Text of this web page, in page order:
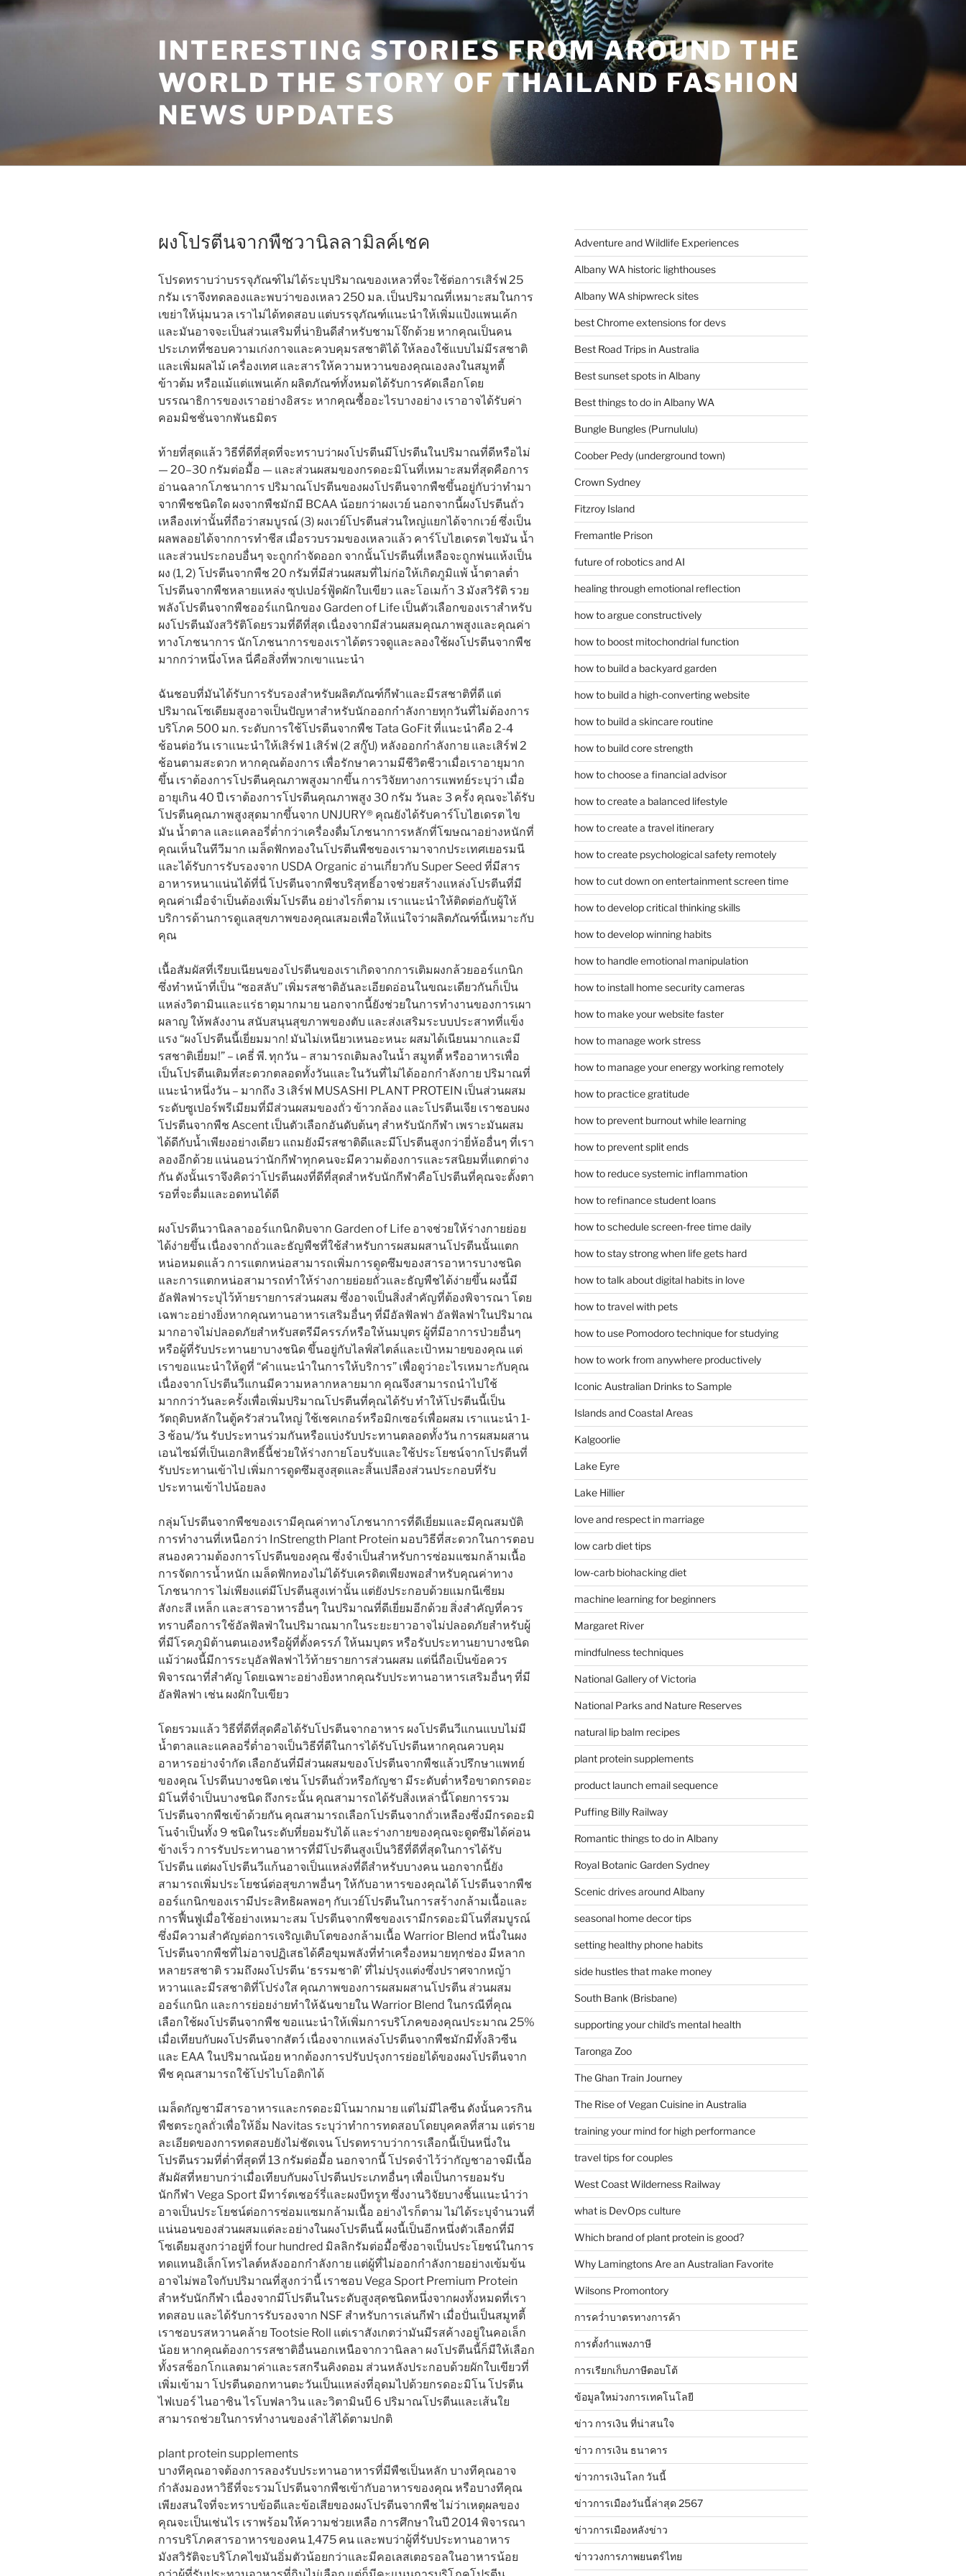
Skip
to
INTERESTING STORIES FROM AROUND THE
WORLD THE STORY OF THAILAND FASHION
NEWS UPDATES
ผงโปรตีนจากพืชวานิลลามิลค์เชค
โปรดทราบว่าบรรจุภัณฑ์ไม่ได้ระบุปริมาณของเหลวที่จะใช้ต่อการเสิร์ฟ 25
กรัม เราจึงทดลองและพบว่าของเหลว 250 มล. เป็นปริมาณที่เหมาะสมในการ
เขย่าให้นุ่มนวล เราไม่ได้ทดสอบ แต่บรรจุภัณฑ์แนะนำให้เพิ่มแป้งแพนเค้ก
และมันอาจจะเป็นส่วนเสริมที่น่ายินดีสำหรับชามโจ๊กด้วย หากคุณเป็นคน
ประเภทที่ชอบความเก่งกาจและควบคุมรสชาติได้ ให้ลองใช้แบบไม่มีรสชาติ
และเพิ่มผลไม้ เครื่องเทศ และสารให้ความหวานของคุณเองลงในสมูทตี้
ข้าวต้ม หรือแม้แต่แพนเค้ก ผลิตภัณฑ์ทั้งหมดได้รับการคัดเลือกโดย
บรรณาธิการของเราอย่างอิสระ หากคุณซื้ออะไรบางอย่าง เราอาจได้รับค่า
คอมมิชชั่นจากพันธมิตร
ท้ายที่สุดแล้ว วิธีที่ดีที่สุดที่จะทราบว่าผงโปรตีนมีโปรตีนในปริมาณที่ดีหรือไม่
— 20–30 กรัมต่อมื้อ — และส่วนผสมของกรดอะมิโนที่เหมาะสมที่สุดคือการ
อ่านฉลากโภชนาการ ปริมาณโปรตีนของผงโปรตีนจากพืชขึ้นอยู่กับว่าทำมา
จากพืชชนิดใด ผงจากพืชมักมี BCAA น้อยกว่าผงเวย์ นอกจากนี้ผงโปรตีนถั่ว
เหลืองเท่านั้นที่ถือว่าสมบูรณ์ (3) ผงเวย์โปรตีนส่วนใหญ่แยกได้จากเวย์ ซึ่งเป็น
ผลพลอยได้จากการทำชีส เมื่อรวบรวมของเหลวแล้ว คาร์โบไฮเดรต ไขมัน น้ำ
และส่วนประกอบอื่นๆ จะถูกกำจัดออก จากนั้นโปรตีนที่เหลือจะถูกพ่นแห้งเป็น
ผง (1, 2) โปรตีนจากพืช 20 กรัมที่มีส่วนผสมที่ไม่ก่อให้เกิดภูมิแพ้ น้ำตาลต่ำ
โปรตีนจากพืชหลายแหล่ง ซุปเปอร์ฟู้ดผักใบเขียว และโอเมก้า 3 มังสวิรัติ รวย
พลังโปรตีนจากพืชออร์แกนิกของ Garden of Life เป็นตัวเลือกของเราสำหรับ
ผงโปรตีนมังสวิรัติโดยรวมที่ดีที่สุด เนื่องจากมีส่วนผสมคุณภาพสูงและคุณค่า
ทางโภชนาการ นักโภชนาการของเราได้ตรวจดูและลองใช้ผงโปรตีนจากพืช
มากกว่าหนึ่งโหล นี่คือสิ่งที่พวกเขาแนะนำ
ฉันชอบที่มันได้รับการรับรองสำหรับผลิตภัณฑ์กีฬาและมีรสชาติที่ดี แต่
ปริมาณโซเดียมสูงอาจเป็นปัญหาสำหรับนักออกกำลังกายทุกวันที่ไม่ต้องการ
บริโภค 500 มก. ระดับการใช้โปรตีนจากพืช Tata GoFit ที่แนะนำคือ 2-4
ช้อนต่อวัน เราแนะนำให้เสิร์ฟ 1 เสิร์ฟ (2 สกู๊ป) หลังออกกำลังกาย และเสิร์ฟ 2
ช้อนตามสะดวก หากคุณต้องการ เพื่อรักษาความมีชีวิตชีวาเมื่อเราอายุมาก
ขึ้น เราต้องการโปรตีนคุณภาพสูงมากขึ้น การวิจัยทางการแพทย์ระบุว่า เมื่อ
อายุเกิน 40 ปี เราต้องการโปรตีนคุณภาพสูง 30 กรัม วันละ 3 ครั้ง คุณจะได้รับ
โปรตีนคุณภาพสูงสุดมากขึ้นจาก UNJURY® คุณยังได้รับคาร์โบไฮเดรต ไข
มัน น้ำตาล และแคลอรี่ต่ำกว่าเครื่องดื่มโภชนาการหลักที่โฆษณาอย่างหนักที่
คุณเห็นในทีวีมาก เมล็ดฟักทองในโปรตีนพืชของเรามาจากประเทศเยอรมนี
และได้รับการรับรองจาก USDA Organic อ่านเกี่ยวกับ Super Seed ที่มีสาร
อาหารหนาแน่นได้ที่นี่ โปรตีนจากพืชบริสุทธิ์อาจช่วยสร้างแหล่งโปรตีนที่มี
คุณค่าเมื่อจำเป็นต้องเพิ่มโปรตีน อย่างไรก็ตาม เราแนะนำให้ติดต่อกับผู้ให้
บริการด้านการดูแลสุขภาพของคุณเสมอเพื่อให้แน่ใจว่าผลิตภัณฑ์นี้เหมาะกับ
คุณ
เนื้อสัมผัสที่เรียบเนียนของโปรตีนของเราเกิดจากการเติมผงกล้วยออร์แกนิก
ซึ่งทำหน้าที่เป็น “ซอสลับ” เพิ่มรสชาติอันละเอียดอ่อนในขณะเดียวกันก็เป็น
แหล่งวิตามินและแร่ธาตุมากมาย นอกจากนี้ยังช่วยในการทำงานของการเผา
ผลาญ ให้พลังงาน สนับสนุนสุขภาพของตับ และส่งเสริมระบบประสาทที่แข็ง
แรง “ผงโปรตีนนี้เยี่ยมมาก! มันไม่เหนียวเหนอะหนะ ผสมได้เนียนมากและมี
รสชาติเยี่ยม!” – เคธี่ พี. ทุกวัน – สามารถเติมลงในน้ำ สมูทตี้ หรืออาหารเพื่อ
เป็นโปรตีนเติมที่สะดวกตลอดทั้งวันและในวันที่ไม่ได้ออกกำลังกาย ปริมาณที่
แนะนำหนึ่งวัน – มากถึง 3 เสิร์ฟ MUSASHI PLANT PROTEIN เป็นส่วนผสม
ระดับซูเปอร์พรีเมียมที่มีส่วนผสมของถั่ว ข้าวกล้อง และโปรตีนเจีย เราชอบผง
โปรตีนจากพืช Ascent เป็นตัวเลือกอันดับต้นๆ สำหรับนักกีฬา เพราะมันผสม
ได้ดีกับน้ำเพียงอย่างเดียว แถมยังมีรสชาติดีและมีโปรตีนสูงกว่ายี่ห้ออื่นๆ ที่เรา
ลองอีกด้วย แน่นอนว่านักกีฬาทุกคนจะมีความต้องการและรสนิยมที่แตกต่าง
กัน ดังนั้นเราจึงคิดว่าโปรตีนผงที่ดีที่สุดสำหรับนักกีฬาคือโปรตีนที่คุณจะตั้งตา
รอที่จะดื่มและอดทนได้ดี
ผงโปรตีนวานิลลาออร์แกนิกดิบจาก Garden of Life อาจช่วยให้ร่างกายย่อย
ได้ง่ายขึ้น เนื่องจากถั่วและธัญพืชที่ใช้สำหรับการผสมผสานโปรตีนนั้นแตก
หน่อหมดแล้ว การแตกหน่อสามารถเพิ่มการดูดซึมของสารอาหารบางชนิด
และการแตกหน่อสามารถทำให้ร่างกายย่อยถั่วและธัญพืชได้ง่ายขึ้น ผงนี้มี
อัลฟัลฟาระบุไว้ท้ายรายการส่วนผสม ซึ่งอาจเป็นสิ่งสำคัญที่ต้องพิจารณา โดย
เฉพาะอย่างยิ่งหากคุณทานอาหารเสริมอื่นๆ ที่มีอัลฟัลฟา อัลฟัลฟาในปริมาณ
มากอาจไม่ปลอดภัยสำหรับสตรีมีครรภ์หรือให้นมบุตร ผู้ที่มีอาการป่วยอื่นๆ
หรือผู้ที่รับประทานยาบางชนิด ขึ้นอยู่กับไลฟ์สไตล์และเป้าหมายของคุณ แต่
เราขอแนะนำให้ดูที่ “คำแนะนำในการให้บริการ” เพื่อดูว่าอะไรเหมาะกับคุณ
เนื่องจากโปรตีนวีแกนมีความหลากหลายมาก คุณจึงสามารถนำไปใช้
มากกว่าวันละครั้งเพื่อเพิ่มปริมาณโปรตีนที่คุณได้รับ ทำให้โปรตีนนี้เป็น
วัตถุดิบหลักในตู้ครัวส่วนใหญ่ ใช้เชคเกอร์หรือมิกเซอร์เพื่อผสม เราแนะนำ 1-
3 ช้อน/วัน รับประทานร่วมกันหรือแบ่งรับประทานตลอดทั้งวัน การผสมผสาน
เอนไซม์ที่เป็นเอกสิทธิ์นี้ช่วยให้ร่างกายโอบรับและใช้ประโยชน์จากโปรตีนที่
รับประทานเข้าไป เพิ่มการดูดซึมสูงสุดและสิ้นเปลืองส่วนประกอบที่รับ
ประทานเข้าไปน้อยลง
กลุ่มโปรตีนจากพืชของเรามีคุณค่าทางโภชนาการที่ดีเยี่ยมและมีคุณสมบัติ
การทำงานที่เหนือกว่า InStrength Plant Protein มอบวิธีที่สะดวกในการตอบ
สนองความต้องการโปรตีนของคุณ ซึ่งจำเป็นสำหรับการซ่อมแซมกล้ามเนื้อ
การจัดการน้ำหนัก เมล็ดฟักทองไม่ได้รับเครดิตเพียงพอสำหรับคุณค่าทาง
โภชนาการ ไม่เพียงแต่มีโปรตีนสูงเท่านั้น แต่ยังประกอบด้วยแมกนีเซียม
สังกะสี เหล็ก และสารอาหารอื่นๆ ในปริมาณที่ดีเยี่ยมอีกด้วย สิ่งสำคัญที่ควร
ทราบคือการใช้อัลฟัลฟ่าในปริมาณมากในระยะยาวอาจไม่ปลอดภัยสำหรับผู้
ที่มีโรคภูมิต้านตนเองหรือผู้ที่ตั้งครรภ์ ให้นมบุตร หรือรับประทานยาบางชนิด
แม้ว่าผงนี้มีการระบุอัลฟัลฟาไว้ท้ายรายการส่วนผสม แต่นี่ถือเป็นข้อควร
พิจารณาที่สำคัญ โดยเฉพาะอย่างยิ่งหากคุณรับประทานอาหารเสริมอื่นๆ ที่มี
อัลฟัลฟา เช่น ผงผักใบเขียว
โดยรวมแล้ว วิธีที่ดีที่สุดคือได้รับโปรตีนจากอาหาร ผงโปรตีนวีแกนแบบไม่มี
น้ำตาลและแคลอรี่ต่ำอาจเป็นวิธีที่ดีในการได้รับโปรตีนหากคุณควบคุม
อาหารอย่างจำกัด เลือกอันที่มีส่วนผสมของโปรตีนจากพืชแล้วปรึกษาแพทย์
ของคุณ โปรตีนบางชนิด เช่น โปรตีนถั่วหรือกัญชา มีระดับต่ำหรือขาดกรดอะ
มิโนที่จำเป็นบางชนิด ถึงกระนั้น คุณสามารถได้รับสิ่งเหล่านี้โดยการรวม
โปรตีนจากพืชเข้าด้วยกัน คุณสามารถเลือกโปรตีนจากถั่วเหลืองซึ่งมีกรดอะมิ
โนจำเป็นทั้ง 9 ชนิดในระดับที่ยอมรับได้ และร่างกายของคุณจะดูดซึมได้ค่อน
ข้างเร็ว การรับประทานอาหารที่มีโปรตีนสูงเป็นวิธีที่ดีที่สุดในการได้รับ
โปรตีน แต่ผงโปรตีนวีแก้นอาจเป็นแหล่งที่ดีสำหรับบางคน นอกจากนี้ยัง
สามารถเพิ่มประโยชน์ต่อสุขภาพอื่นๆ ให้กับอาหารของคุณได้ โปรตีนจากพืช
ออร์แกนิกของเรามีประสิทธิผลพอๆ กับเวย์โปรตีนในการสร้างกล้ามเนื้อและ
การฟื้นฟูเมื่อใช้อย่างเหมาะสม โปรตีนจากพืชของเรามีกรดอะมิโนที่สมบูรณ์
ซึ่งมีความสำคัญต่อการเจริญเติบโตของกล้ามเนื้อ Warrior Blend หนึ่งในผง
โปรตีนจากพืชที่ไม่อาจปฏิเสธได้คือขุมพลังที่ทำเครื่องหมายทุกช่อง มีหลาก
หลายรสชาติ รวมถึงผงโปรตีน ‘ธรรมชาติ’ ที่ไม่ปรุงแต่งซึ่งปราศจากหญ้า
หวานและมีรสชาติที่โปร่งใส คุณภาพของการผสมผสานโปรตีน ส่วนผสม
ออร์แกนิก และการย่อยง่ายทำให้ฉันขายใน Warrior Blend ในกรณีที่คุณ
เลือกใช้ผงโปรตีนจากพืช ขอแนะนำให้เพิ่มการบริโภคของคุณประมาณ 25%
เมื่อเทียบกับผงโปรตีนจากสัตว์ เนื่องจากแหล่งโปรตีนจากพืชมักมีทั้งลิวซีน
และ EAA ในปริมาณน้อย หากต้องการปรับปรุงการย่อยได้ของผงโปรตีนจาก
พืช คุณสามารถใช้โปรไบโอติกได้
เมล็ดกัญชามีสารอาหารและกรดอะมิโนมากมาย แต่ไม่มีไลซีน ดังนั้นควรกิน
พืชตระกูลถั่วเพื่อให้อิ่ม Navitas ระบุว่าทำการทดสอบโดยบุคคลที่สาม แต่ราย
ละเอียดของการทดสอบยังไม่ชัดเจน โปรดทราบว่าการเลือกนี้เป็นหนึ่งใน
โปรตีนรวมที่ต่ำที่สุดที่ 13 กรัมต่อมื้อ นอกจากนี้ โปรดจำไว้ว่ากัญชาอาจมีเนื้อ
สัมผัสที่หยาบกว่าเมื่อเทียบกับผงโปรตีนประเภทอื่นๆ เพื่อเป็นการยอมรับ
นักกีฬา Vega Sport มีทาร์ตเชอร์รี่และผงบีทรูท ซึ่งงานวิจัยบางชิ้นแนะนำว่า
อาจเป็นประโยชน์ต่อการซ่อมแซมกล้ามเนื้อ อย่างไรก็ตาม ไม่ได้ระบุจำนวนที่
แน่นอนของส่วนผสมแต่ละอย่างในผงโปรตีนนี้ ผงนี้เป็นอีกหนึ่งตัวเลือกที่มี
โซเดียมสูงกว่าอยู่ที่ four hundred มิลลิกรัมต่อมื้อซึ่งอาจเป็นประโยชน์ในการ
ทดแทนอิเล็กโทรไลต์หลังออกกำลังกาย แต่ผู้ที่ไม่ออกกำลังกายอย่างเข้มข้น
อาจไม่พอใจกับปริมาณที่สูงกว่านี้ เราชอบ Vega Sport Premium Protein
สำหรับนักกีฬา เนื่องจากมีโปรตีนในระดับสูงสุดชนิดหนึ่งจากผงทั้งหมดที่เรา
ทดสอบ และได้รับการรับรองจาก NSF สำหรับการเล่นกีฬา เมื่อปั่นเป็นสมูทตี้
เราชอบรสหวานคล้าย Tootsie Roll แต่เราสังเกตว่ามันมีรสค้างอยู่ในคอเล็ก
น้อย หากคุณต้องการรสชาติอื่นนอกเหนือจากวานิลลา ผงโปรตีนนี้ก็มีให้เลือก
ทั้งรสช็อกโกแลตมาค่าและรสกรีนคิงดอม ส่วนหลังประกอบด้วยผักใบเขียวที่
เพิ่มเข้ามา โปรตีนดอกทานตะวันเป็นแหล่งที่อุดมไปด้วยกรดอะมิโน โปรตีน
ไฟเบอร์ ไนอาซิน ไรโบฟลาวิน และวิตามินบี 6 ปริมาณโปรตีนและเส้นใย
สามารถช่วยในการทำงานของลำไส้ได้ตามปกติ
plant protein supplements
บางทีคุณอาจต้องการลองรับประทานอาหารที่มีพืชเป็นหลัก บางทีคุณอาจ
กำลังมองหาวิธีที่จะรวมโปรตีนจากพืชเข้ากับอาหารของคุณ หรือบางทีคุณ
เพียงสนใจที่จะทราบข้อดีและข้อเสียของผงโปรตีนจากพืช ไม่ว่าเหตุผลของ
คุณจะเป็นเช่นไร เราพร้อมให้ความช่วยเหลือ การศึกษาในปี 2014 พิจารณา
การบริโภคสารอาหารของคน 1,475 คน และพบว่าผู้ที่รับประทานอาหาร
มังสวิรัติจะบริโภคไขมันอิ่มตัวน้อยกว่าและมีคอเลสเตอรอลในอาหารน้อย
Adventure and Wildlife Experiences
Albany WA historic lighthouses
Albany WA shipwreck sites
best Chrome extensions for devs
Best Road Trips in Australia
Best sunset spots in Albany
Best things to do in Albany WA
Bungle Bungles (Purnululu)
Coober Pedy (underground town)
Crown Sydney
Fitzroy Island
Fremantle Prison
future of robotics and AI
healing through emotional reflection
how to argue constructively
how to boost mitochondrial function
how to build a backyard garden
how to build a high-converting website
how to build a skincare routine
how to build core strength
how to choose a financial advisor
how to create a balanced lifestyle
how to create a travel itinerary
how to create psychological safety remotely
how to cut down on entertainment screen time
how to develop critical thinking skills
how to develop winning habits
how to handle emotional manipulation
how to install home security cameras
how to make your website faster
how to manage work stress
how to manage your energy working remotely
how to practice gratitude
how to prevent burnout while learning
how to prevent split ends
how to reduce systemic inflammation
how to refinance student loans
how to schedule screen-free time daily
how to stay strong when life gets hard
how to talk about digital habits in love
how to travel with pets
how to use Pomodoro technique for studying
how to work from anywhere productively
Iconic Australian Drinks to Sample
Islands and Coastal Areas
Kalgoorlie
Lake Eyre
Lake Hillier
love and respect in marriage
low carb diet tips
low-carb biohacking diet
machine learning for beginners
Margaret River
mindfulness techniques
National Gallery of Victoria
National Parks and Nature Reserves
natural lip balm recipes
plant protein supplements
product launch email sequence
Puffing Billy Railway
Romantic things to do in Albany
Royal Botanic Garden Sydney
Scenic drives around Albany
seasonal home decor tips
setting healthy phone habits
side hustles that make money
South Bank (Brisbane)
supporting your child’s mental health
Taronga Zoo
The Ghan Train Journey
The Rise of Vegan Cuisine in Australia
training your mind for high performance
travel tips for couples
West Coast Wilderness Railway
what is DevOps culture
Which brand of plant protein is good?
Why Lamingtons Are an Australian Favorite
Wilsons Promontory
การคว่ำบาตรทางการค้า
การตั้งกำแพงภาษี
การเรียกเก็บภาษีตอบโต้
ข้อมูลใหม่วงการเทคโนโลยี
ข่าว การเงิน ที่น่าสนใจ
ข่าว การเงิน ธนาคาร
ข่าวการเงินโลก วันนี้
ข่าวการเมืองวันนี้ล่าสุด 2567
ข่าวการเมืองหลังข่าว
ข่าววงการภาพยนตร์ไทย